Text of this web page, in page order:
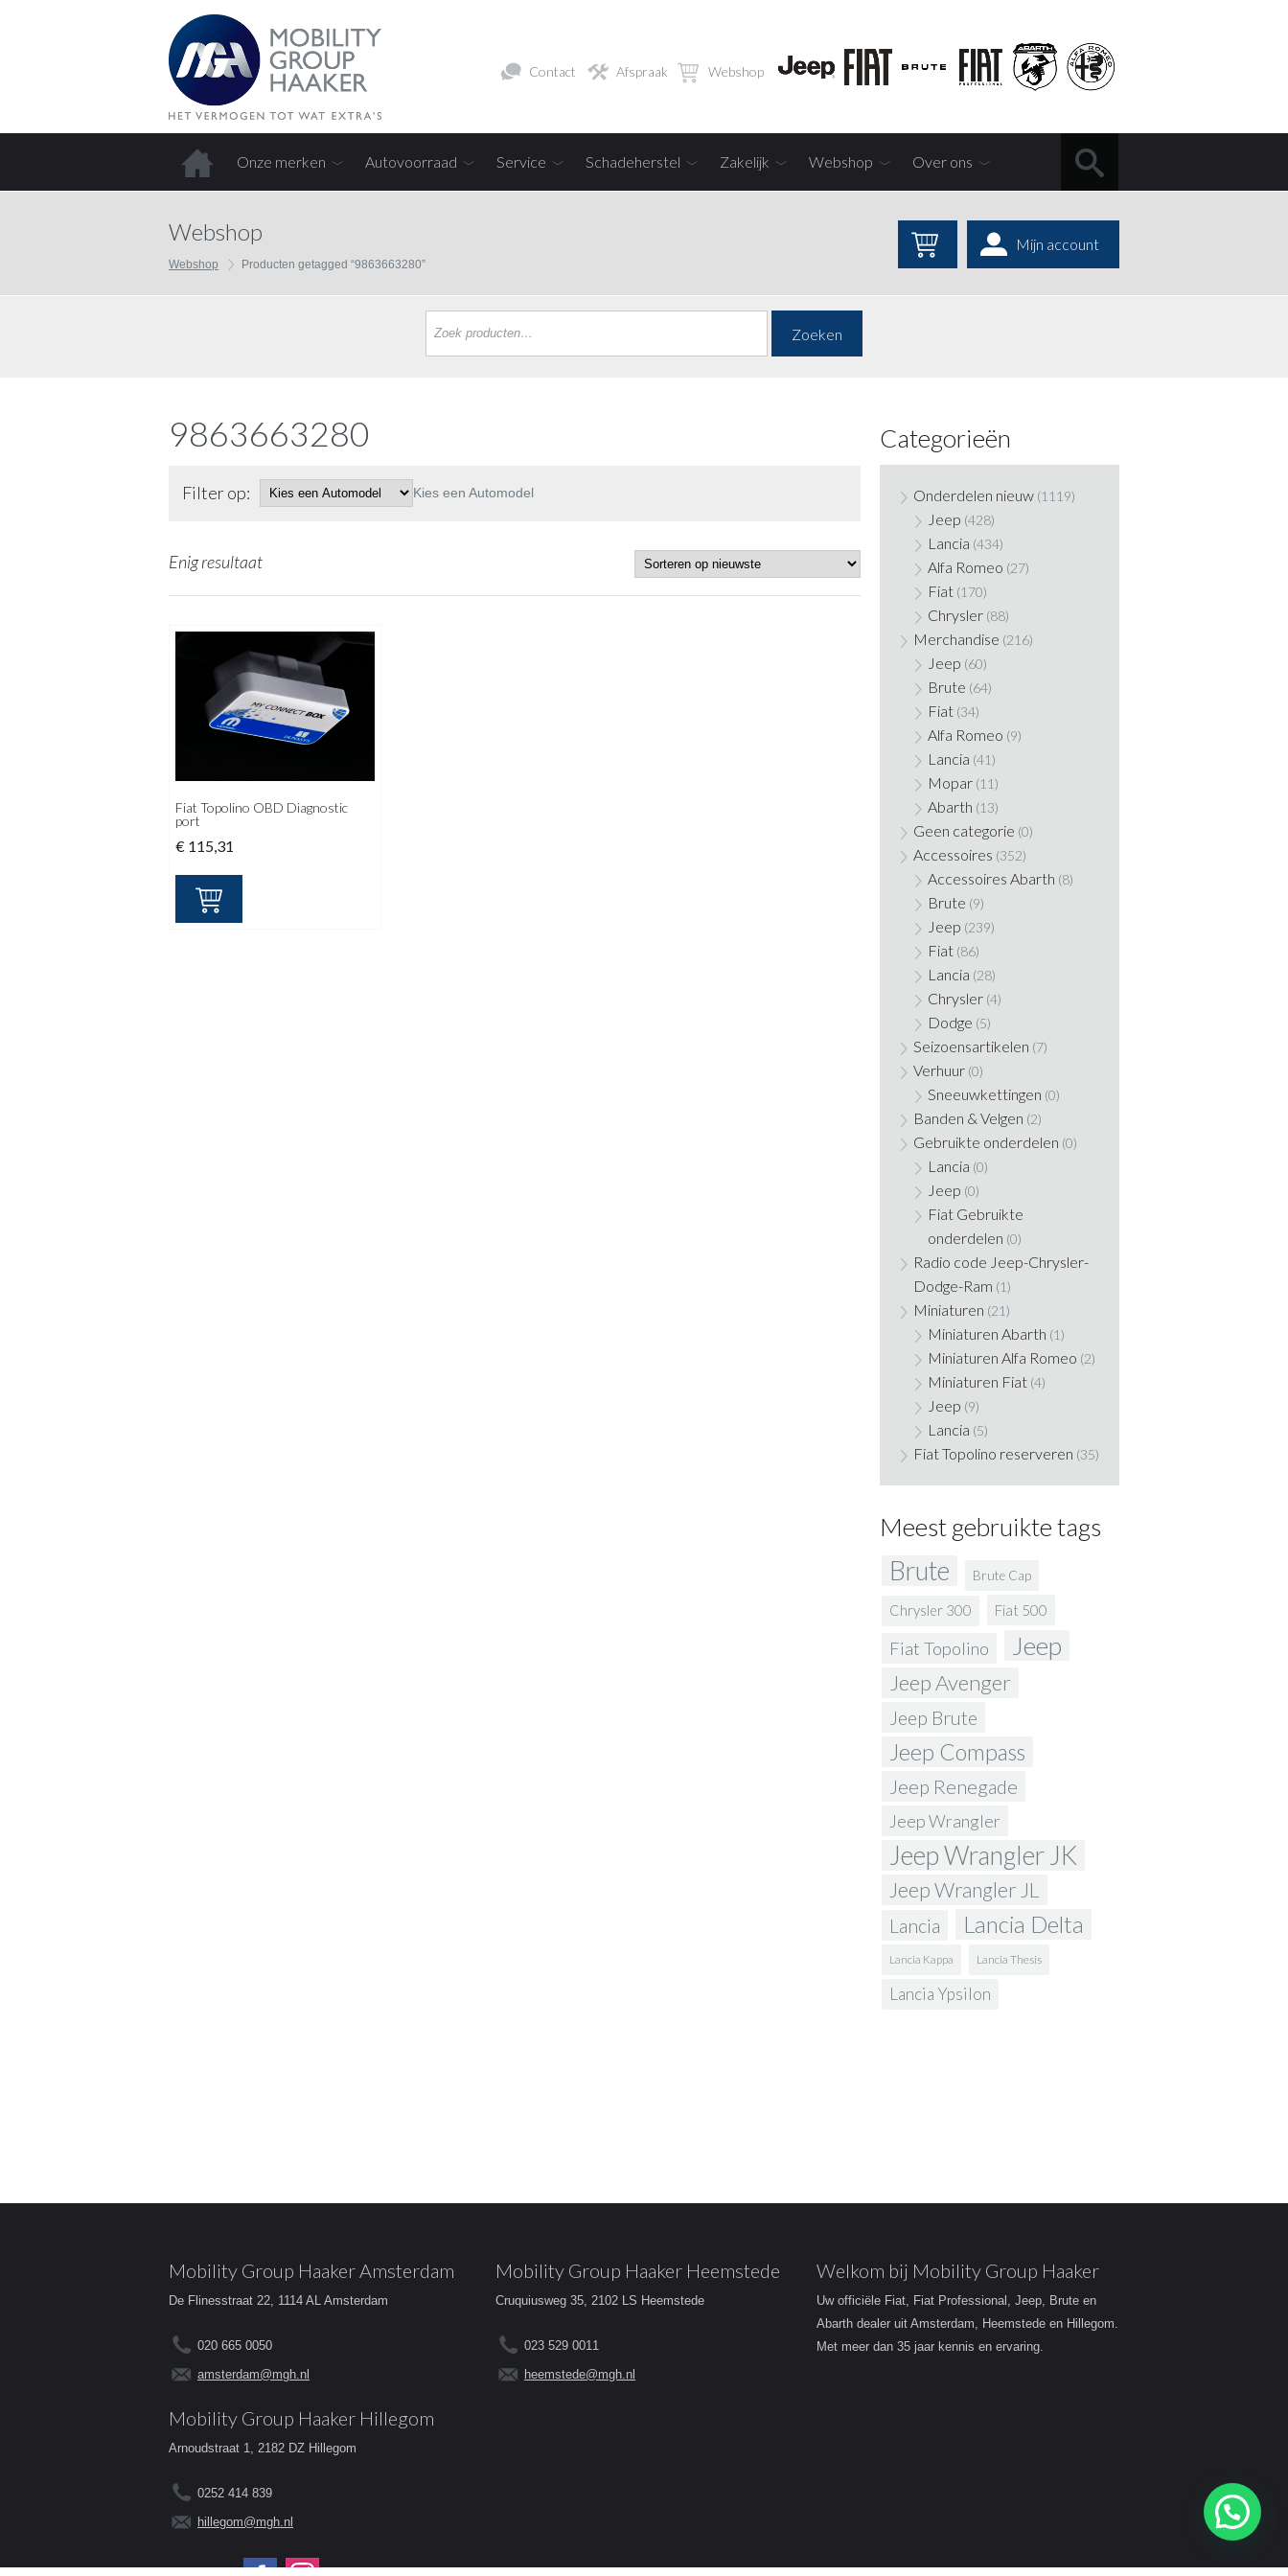
Contact Afspraak Webshop
Onze merken Autovoorraad Service Schadeherstel Zakelijk Webshop Over ons
Webshop
Webshop Producten getagged “9863663280”
Mijn account
Zoeken
9863663280
Filter op: Kies een Automodel
Enig resultaat
Fiat Topolino OBD Diagnostic
port
€ 115,31
Categorieën
Onderdelen nieuw (1119)
Jeep (428)
Lancia (434)
Alfa Romeo (27)
Fiat (170)
Chrysler (88)
Merchandise (216)
Jeep (60)
Brute (64)
Fiat (34)
Alfa Romeo (9)
Lancia (41)
Mopar (11)
Abarth (13)
Geen categorie (0)
Accessoires (352)
Accessoires Abarth (8)
Brute (9)
Jeep (239)
Fiat (86)
Lancia (28)
Chrysler (4)
Dodge (5)
Seizoensartikelen (7)
Verhuur (0)
Sneeuwkettingen (0)
Banden & Velgen (2)
Gebruikte onderdelen (0)
Lancia (0)
Jeep (0)
Fiat Gebruikte
onderdelen (0)
Radio code Jeep-Chrysler-
Dodge-Ram (1)
Miniaturen (21)
Miniaturen Abarth (1)
Miniaturen Alfa Romeo (2)
Miniaturen Fiat (4)
Jeep (9)
Lancia (5)
Fiat Topolino reserveren (35)
Meest gebruikte tags
Brute Brute Cap
Chrysler 300 Fiat 500
Fiat Topolino Jeep
Jeep Avenger
Jeep Brute
Jeep Compass
Jeep Renegade
Jeep Wrangler
Jeep Wrangler JK
Jeep Wrangler JL
Lancia Lancia Delta
Lancia Kappa Lancia Thesis
Lancia Ypsilon
Mobility Group Haaker Amsterdam
De Flinesstraat 22, 1114 AL Amsterdam
020 665 0050
amsterdam@mgh.nl
Mobility Group Haaker Heemstede
Cruquiusweg 35, 2102 LS Heemstede
023 529 0011
heemstede@mgh.nl
Mobility Group Haaker Hillegom
Arnoudstraat 1, 2182 DZ Hillegom
0252 414 839
hillegom@mgh.nl
Volg ons op:
Welkom bij Mobility Group Haaker
Uw officiële Fiat, Fiat Professional, Jeep, Brute en
Abarth dealer uit Amsterdam, Heemstede en Hillegom.
Met meer dan 35 jaar kennis en ervaring.